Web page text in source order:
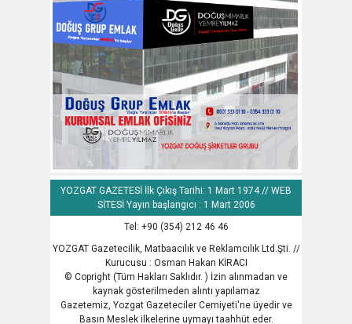
YOZGAT GAZETESİ İlk Çıkış Tarihi: 1 Mart 1974 // WEB
SİTESİ Yayın başlangıcı : 1 Mart 2006
Tel: +90 (354) 212 46 46
YOZGAT Gazetecilik, Matbaacılık ve Reklamcılık Ltd.Şti. //
Kurucusu : Osman Hakan KİRACI
© Copright (Tüm Hakları Saklıdır. ) İzin alınmadan ve
kaynak gösterilmeden alıntı yapılamaz
Gazetemiz, Yozgat Gazeteciler Cemiyeti'ne üyedir ve
Basın Meslek ilkelerine uymayı taahhüt eder.